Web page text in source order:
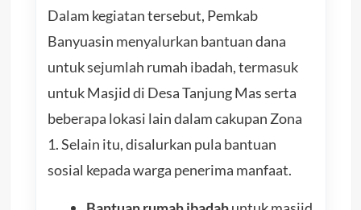
Dalam kegiatan tersebut, Pemkab
Banyuasin menyalurkan bantuan dana
untuk sejumlah rumah ibadah, termasuk
untuk Masjid di Desa Tanjung Mas serta
beberapa lokasi lain dalam cakupan Zona
1. Selain itu, disalurkan pula bantuan
sosial kepada warga penerima manfaat.